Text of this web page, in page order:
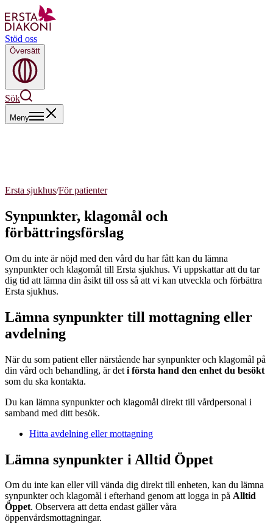
Stöd oss
Översätt
Sök
Meny
Ersta sjukhus/För patienter
Synpunkter, klagomål och
förbättringsförslag
Om du inte är nöjd med den vård du har fått kan du lämna
synpunkter och klagomål till Ersta sjukhus. Vi uppskattar att du tar
dig tid att lämna din åsikt till oss så att vi kan utveckla och förbättra
Ersta sjukhus.
Lämna synpunkter till mottagning eller
avdelning
När du som patient eller närstående har synpunkter och klagomål på
din vård och behandling, är det i första hand den enhet du besökt
som du ska kontakta.
Du kan lämna synpunkter och klagomål direkt till vårdpersonal i
samband med ditt besök.
Hitta avdelning eller mottagning
Lämna synpunkter i Alltid Öppet
Om du inte kan eller vill vända dig direkt till enheten, kan du lämna
synpunkter och klagomål i efterhand genom att logga in på Alltid
Öppet. Observera att detta endast gäller våra
öppenvårdsmottagningar.